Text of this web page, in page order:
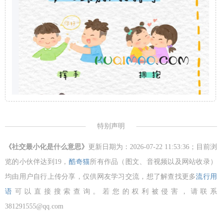
特别声明
《社交最小化是什么意思》 更新日期为：2026-07-22 11:53:36；目前浏
览的小伙伴达到 19， 酷奇猫所有作品（图文、音视频以及网站收录）
均由用户自行上传分享，仅供网友学习交流，想了解查找更多流行用
语 可以直接搜索查询。若您的权利被侵害，请联系
381291555@qq.com